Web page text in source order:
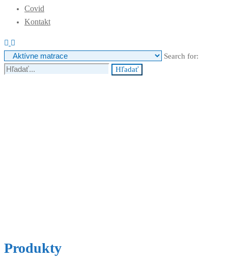
Covid
Kontakt
Search for:
Hľadať
Produkty